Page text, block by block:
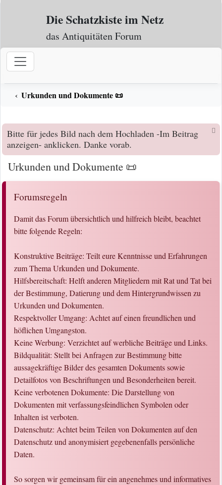
Zum Inhalt
Die Schatzkiste im Netz
das Antiquitäten Forum
Urkunden und Dokumente 📜
Bitte für jedes Bild nach dem Hochladen -Im Beitrag
anzeigen- anklicken. Danke vorab.
Urkunden und Dokumente 📜
Forumsregeln
Damit das Forum übersichtlich und hilfreich bleibt, beachtet
bitte folgende Regeln:
Konstruktive Beiträge: Teilt eure Kenntnisse und Erfahrungen
zum Thema Urkunden und Dokumente.
Hilfsbereitschaft: Helft anderen Mitgliedern mit Rat und Tat bei
der Bestimmung, Datierung und dem Hintergrundwissen zu
Urkunden und Dokumenten.
Respektvoller Umgang: Achtet auf einen freundlichen und
höflichen Umgangston.
Keine Werbung: Verzichtet auf werbliche Beiträge und Links.
Bildqualität: Stellt bei Anfragen zur Bestimmung bitte
aussagekräftige Bilder des gesamten Dokuments sowie
Detailfotos von Beschriftungen und Besonderheiten bereit.
Keine verbotenen Dokumente: Die Darstellung von
Dokumenten mit verfassungsfeindlichen Symbolen oder
Inhalten ist verboten.
Datenschutz: Achtet beim Teilen von Dokumenten auf den
Datenschutz und anonymisiert gegebenenfalls persönliche
Daten.
So sorgen wir gemeinsam für ein angenehmes und informatives